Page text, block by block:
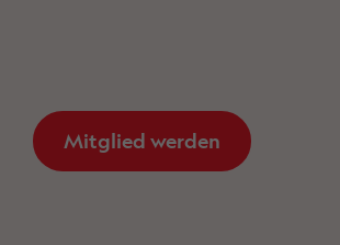
Mitglied werden